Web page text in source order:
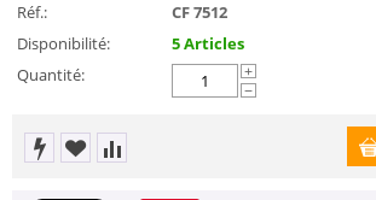
Réf.:
CF 7512
Disponibilité:
5 Articles
Quantité:
+
−